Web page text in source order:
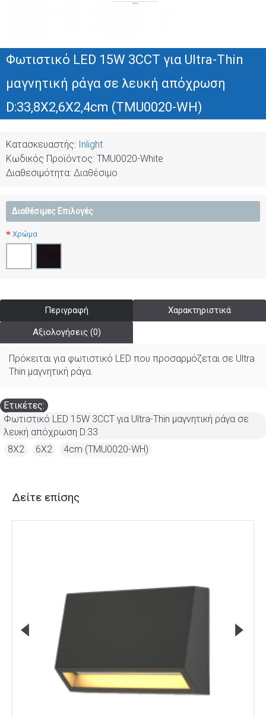
Φωτιστικό LED 15W 3CCT για Ultra-Thin
μαγνητική ράγα σε λευκή απόχρωση
D:33,8X2,6X2,4cm (TMU0020-WH)
Κατασκευαστής: Inlight
Κωδικός Προϊόντος: TMU0020-White
Διαθεσιμότητα: Διαθέσιμο
Διαθέσιμες Επιλογές
Χρώμα
Περιγραφή Χαρακτηριστικά
Αξιολογήσεις (0)
Πρόκειται για φωτιστικό LED που προσαρμόζεται σε Ultra
Thin μαγνητική ράγα.
Ετικέτες:
Φωτιστικό LED 15W 3CCT για Ultra-Thin μαγνητική ράγα σε
λευκή απόχρωση D:33
8X2 6X2 4cm (TMU0020-WH)
Δείτε επίσης